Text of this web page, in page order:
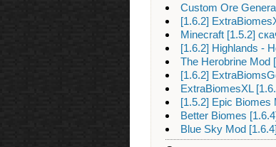
Custom Ore
[1.6.2]
Minecraft [1.5.2]
[1.6.2] Highlands -
The Herobrine
[1.6.2]
ExtraBiomesXL
[1.5.2] Epic
Better Biomes
Blue Sky Mod